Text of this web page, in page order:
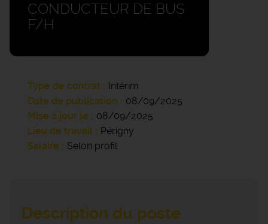
CONDUCTEUR DE BUS
F/H
Type de contrat
Intérim
Date de publication
08/09/2025
Mise à jour le
08/09/2025
Lieu de travail
Périgny
Salaire
Selon profil
Description du poste